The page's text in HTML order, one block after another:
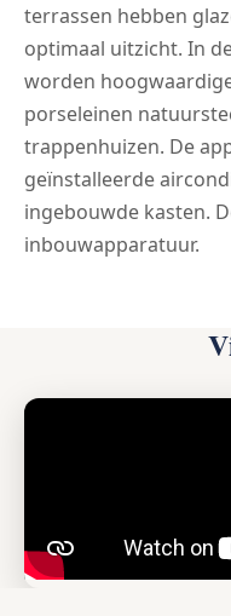
terrassen hebben
optimaal uitzicht. In
worden
porseleinen
trappenhuizen. De
geïnstalleerde
ingebouwde kasten.
inbouwapparatuur.